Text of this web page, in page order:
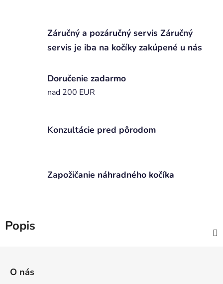
Záručný a pozáručný servis Záručný
servis je iba na kočíky zakúpené u nás
Doručenie zadarmo
nad 200 EUR
Konzultácie pred pôrodom
Zapožičanie náhradného kočíka
Popis
O nás